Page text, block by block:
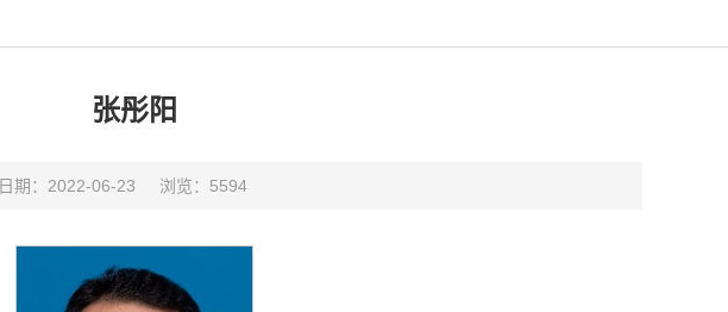
张彤阳
日期：2022-06-23 浏览： 5594